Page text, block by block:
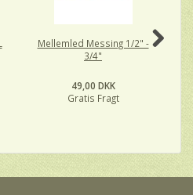
Mellemled Messing 1/2" -
3/4"
49,00 DKK
Gratis Fragt